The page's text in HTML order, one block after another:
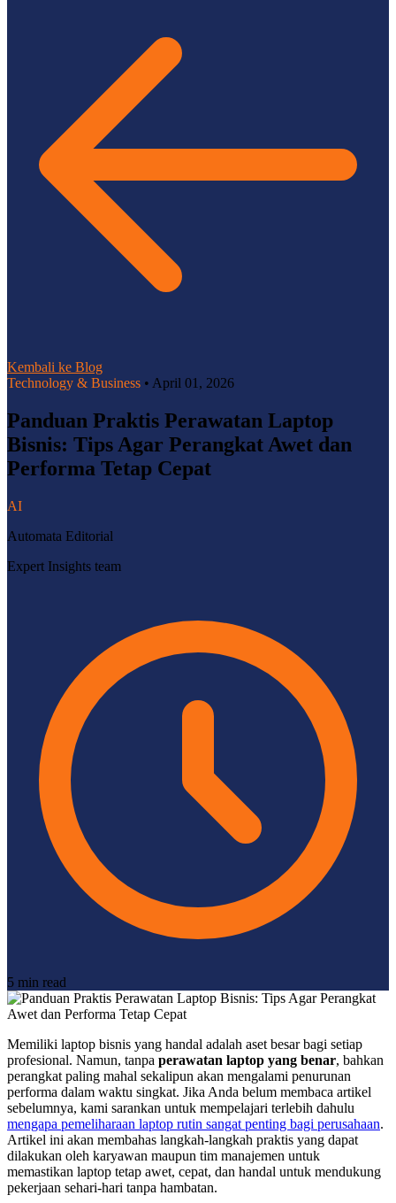
Kembali ke Blog
Technology & Business • April 01, 2026
Panduan Praktis Perawatan Laptop
Bisnis: Tips Agar Perangkat Awet dan
Performa Tetap Cepat
AI
Automata Editorial
Expert Insights team
5 min read
Memiliki laptop bisnis yang handal adalah aset besar bagi setiap
profesional. Namun, tanpa perawatan laptop yang benar, bahkan
perangkat paling mahal sekalipun akan mengalami penurunan
performa dalam waktu singkat. Jika Anda belum membaca artikel
sebelumnya, kami sarankan untuk mempelajari terlebih dahulu
mengapa pemeliharaan laptop rutin sangat penting bagi perusahaan.
Artikel ini akan membahas langkah-langkah praktis yang dapat
dilakukan oleh karyawan maupun tim manajemen untuk
memastikan laptop tetap awet, cepat, dan handal untuk mendukung
pekerjaan sehari-hari tanpa hambatan.